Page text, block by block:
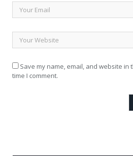
Save my name, email, and website
time I comment.